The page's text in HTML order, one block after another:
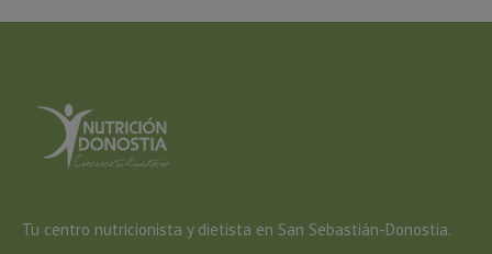
Tu centro nutricionista y dietista en San Sebastián-Donostia.